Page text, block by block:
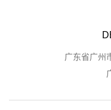
广东省广州